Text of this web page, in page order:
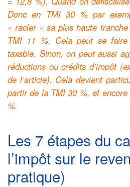
Donc en TMI 30 % par
« racler » sa plus haute
TMI 11 %. Cela peut se faire
taxable. Sinon, on peut aussi
réductions ou crédits d’impôt
de l’article). Cela devient
partir de la TMI 30 %, et
%.
Les 7 étapes du
l’impôt sur le
pratique)